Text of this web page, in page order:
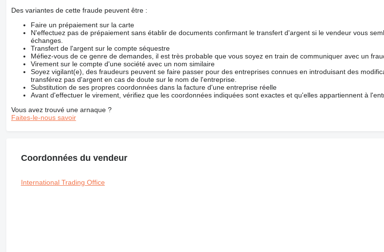
Des variantes de cette fraude peuvent être :
Faire un prépaiement sur la carte
N'effectuez pas de prépaiement sans établir de documents confirmant le transfert d'argent si le vendeur vous
échanges.
Transfert de l'argent sur le compte séquestre
Méfiez-vous de ce genre de demandes, il est très probable que vous soyez en train de communiquer avec un
Virement sur le compte d'une société avec un nom similaire
Soyez vigilant(e), des fraudeurs peuvent se faire passer pour des entreprises connues en introduisant des
transférez pas d'argent en cas de doute sur le nom de l'entreprise.
Substitution de ses propres coordonnées dans la facture d'une entreprise réelle
Avant d'effectuer le virement, vérifiez que les coordonnées indiquées sont exactes et qu'elles appartiennent à
Vous avez trouvé une arnaque ?
Faites-le-nous savoir
Coordonnées du vendeur
International Trading Office